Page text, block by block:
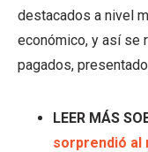
destacados a nivel
económico, y así se
pagados,
LEER MÁS
sorprendió al